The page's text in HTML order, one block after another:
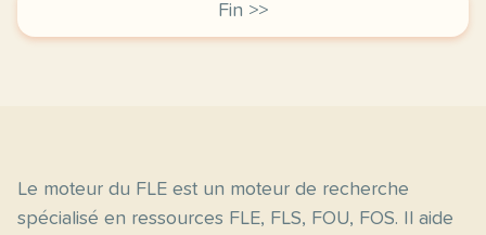
Fin >>
Le moteur du FLE est un moteur de recherche
spécialisé en ressources FLE, FLS, FOU, FOS. Il aide